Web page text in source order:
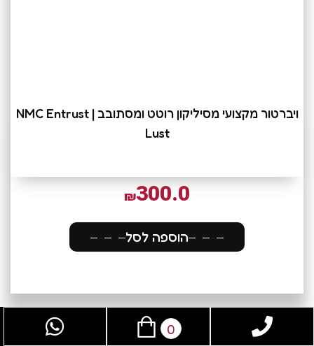
ויברטור מקצועי מסיליקון רוטט ומסתובב | NMC Entrust
Lust
₪300.0
הוספה לסל
0